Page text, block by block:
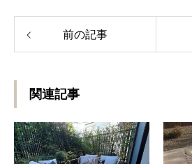
前の記事
関連記事